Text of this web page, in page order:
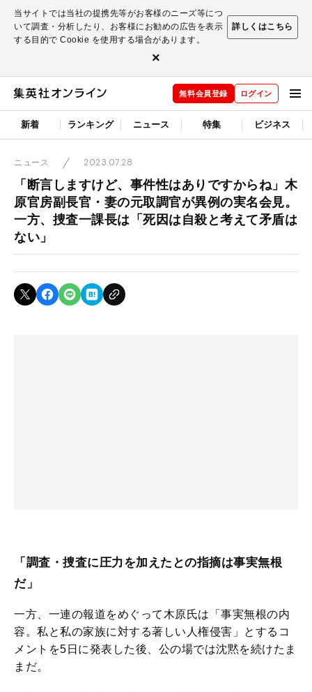
当サイトでは当社の提携先等がお客様のニーズ等につ
いて調査・分析したり、お客様にお勧めの広告を表示
する目的で Cookie を使用する場合があります。
詳しくはこちら
×
無料会員登録 ログイン
新着 ランキング ニュース 特集 ビジネス
ニュース 2023.07.28
「断言しますけど、事件性はありですからね」木
原官房副長官・妻の元取調官が異例の実名会見。
一方、捜査一課長は「死因は自殺と考えて矛盾は
ない」
「調査・捜査に圧力を加えたとの指摘は事実無根
だ」
一方、一連の報道をめぐって木原氏は「事実無根の内
容。私と私の家族に対する著しい人権侵害」とするコ
メントを5日に発表した後、公の場では沈黙を続けたま
まだ。